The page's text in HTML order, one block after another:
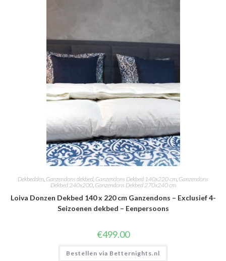
Dekbedden Ganzendons dekbed Ganzendons Dekbed 140x220 cm Ganzendons
Dekbed 240x200, Ganzendons Dekbed 270x240 cm
Loiva Donzen Dekbed 140 x 220 cm Ganzendons – Exclusief 4-
Seizoenen dekbed – Eenpersoons
€499.00
Bestellen via Betternights.nl